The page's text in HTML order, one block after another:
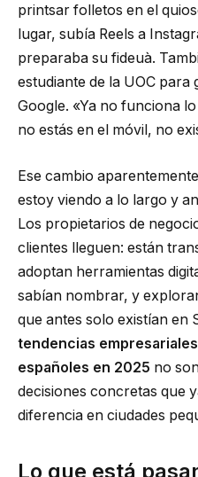
printsar folletos en el
lugar, subía Reels a
preparaba su fideuà.
estudiante de la UOC para
Google. «Ya no funciona
no estás en el móvil, no
Ese cambio
estoy viendo a lo largo y
Los propietarios de
clientes lleguen: están
adoptan herramientas
sabían nombrar, y
que antes solo existían en
tendencias
españoles en 2025 no
decisiones concretas que
diferencia en ciudades
Lo que está